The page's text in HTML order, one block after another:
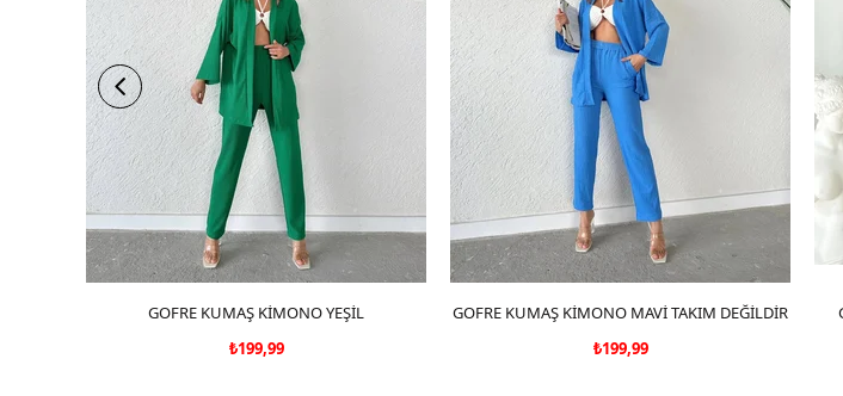
SEPETE EKLE
GOFRE KUMAŞ KİMONO YEŞİL
₺199,99
SEPETE EKLE
GOFRE KUMAŞ KİMONO MAVİ TAKIM DEĞİLDİR
₺199,99